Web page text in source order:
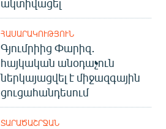
ակտիվացել
ՀԱՍԱՐԱԿՈՒԹՅՈՒՆ
Գյումրիից Փարիզ․
հայկական անօդաչուն
ներկայացվել է միջազգային
ցուցահանդեսում
ՏԱՐԱԾԱՇՐՋԱՆ